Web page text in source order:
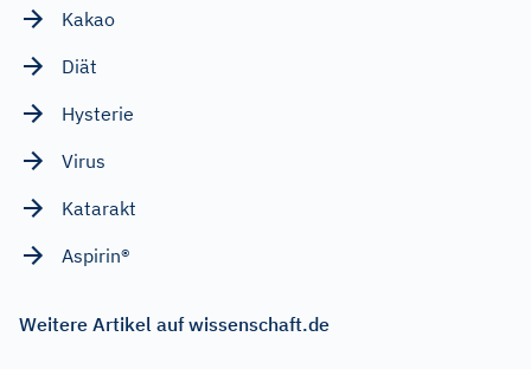
Kakao
Diät
Hysterie
Virus
Katarakt
Aspirin®
Weitere Artikel auf wissenschaft.de